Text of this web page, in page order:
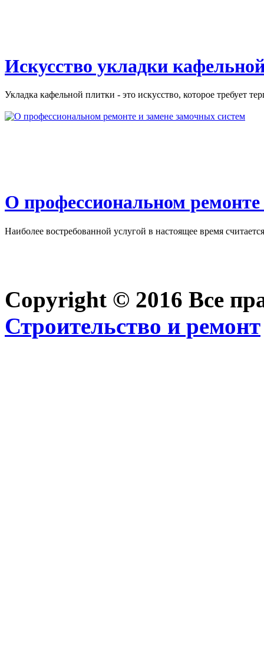
Искусство укладки
Укладка кафельной плитки - это искусство, которое требует
О профессиональном
Наиболее востребованной услугой в настоящее время
Copyright © 2016 Все
Строительство и ремонт